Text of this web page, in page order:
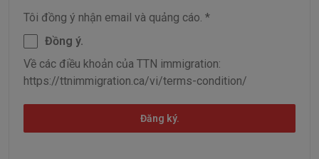
Tôi đồng ý nhận email và quảng cáo.*
Đồng ý.
Về các điều khoản của TTN immigration:
https://ttnimmigration.ca/vi/terms-condition/
Đăng ký.